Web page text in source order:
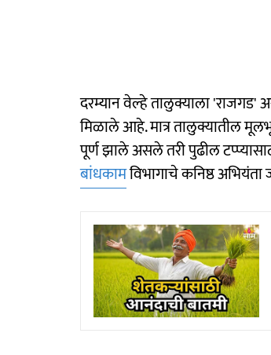
दरम्यान वेल्हे तालुक्याला 'राजगड'
मिळाले आहे. मात्र तालुक्यातील
पूर्ण झाले असले तरी पुढील
बांधकामविभागाचे कनिष्ठ अभियंता